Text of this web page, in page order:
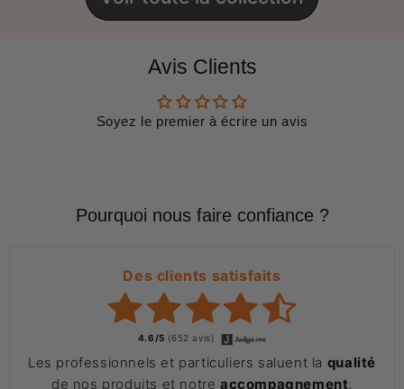
Avis Clients
Soyez le premier à écrire un avis
Pourquoi nous faire confiance ?
Des clients satisfaits
4.6/5 (652 avis)
Les professionnels et particuliers saluent la qualité
de nos produits et notre accompagnement